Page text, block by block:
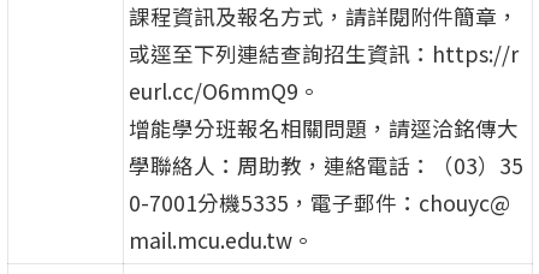
課程資訊及報名方式，請詳閱附件簡章，
或逕至下列連結查詢招生資訊：https://r
eurl.cc/O6mmQ9。
增能學分班報名相關問題，請逕洽銘傳大
學聯絡人：周助教，連絡電話：（03）35
0-7001分機5335，電子郵件：chouyc@
mail.mcu.edu.tw。